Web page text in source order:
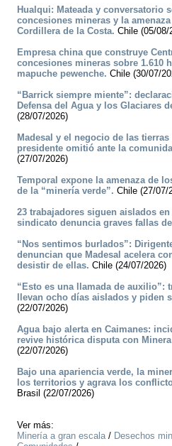
Hualqui: Mateada y conversatorio
concesiones mineras y la
Cordillera de la Costa. Chile (05/08/
Empresa china que construye
concesiones mineras sobre 1.610
mapuche pewenche. Chile (30/07/
“Barrick siempre miente”:
Defensa del Agua y los Glaciares
(28/07/2026)
Madesal y el negocio de las
presidente omitió ante la
(27/07/2026)
Temporal expone la amenaza de
de la “minería verde”. Chile (27/07/
23 trabajadores siguen aislados
sindicato denuncia graves fallas
“Nos sentimos burlados”:
denuncian que Madesal acelera
desistir de ellas. Chile (24/07/2026)
“Esto es una llamada de auxilio”:
llevan ocho días aislados y piden
(22/07/2026)
Agua bajo alerta en Caimanes:
revive histórica disputa con
(22/07/2026)
Bajo una apariencia verde, la
los territorios y agrava los
Brasil (22/07/2026)
Ver más:
Minería a gran escala/ Desechos